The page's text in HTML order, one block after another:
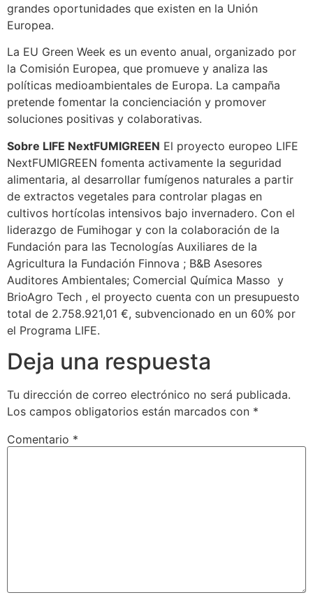
grandes oportunidades que existen en la Unión
Europea.
La EU Green Week es un evento anual, organizado por
la Comisión Europea, que promueve y analiza las
políticas medioambientales de Europa. La campaña
pretende fomentar la concienciación y promover
soluciones positivas y colaborativas.
Sobre LIFE NextFUMIGREEN El proyecto europeo LIFE
NextFUMIGREEN fomenta activamente la seguridad
alimentaria, al desarrollar fumígenos naturales a partir
de extractos vegetales para controlar plagas en
cultivos hortícolas intensivos bajo invernadero. Con el
liderazgo de Fumihogar y con la colaboración de la
Fundación para las Tecnologías Auxiliares de la
Agricultura la Fundación Finnova ; B&B Asesores
Auditores Ambientales; Comercial Química Masso y
BrioAgro Tech , el proyecto cuenta con un presupuesto
total de 2.758.921,01 €, subvencionado en un 60% por
el Programa LIFE.
Deja una respuesta
Tu dirección de correo electrónico no será publicada.
Los campos obligatorios están marcados con *
Comentario *